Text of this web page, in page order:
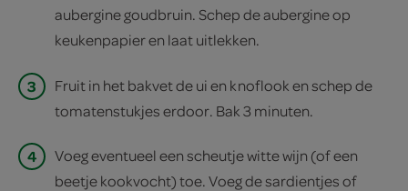
aubergine goudbruin. Schep de aubergine op
keukenpapier en laat uitlekken.
3
Fruit in het bakvet de ui en knoflook en schep de
tomatenstukjes erdoor. Bak 3 minuten.
4
Voeg eventueel een scheutje witte wijn (of een
beetje kookvocht) toe. Voeg de sardientjes of